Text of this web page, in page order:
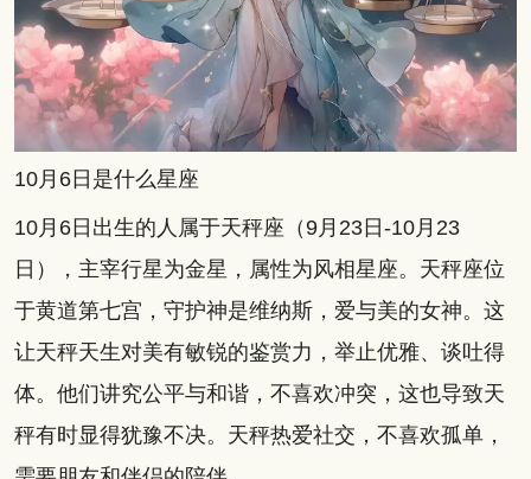
10月6日是什么星座
10月6日出生的人属于天秤座（9月23日-10月23
日），主宰行星为金星，属性为风相星座。天秤座位
于黄道第七宫，守护神是维纳斯，爱与美的女神。这
让天秤天生对美有敏锐的鉴赏力，举止优雅、谈吐得
体。他们讲究公平与和谐，不喜欢冲突，这也导致天
秤有时显得犹豫不决。天秤热爱社交，不喜欢孤单，